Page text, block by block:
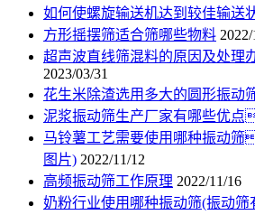
如何使螺旋输送机达到较佳输送
方形摇摆筛适合筛哪些物料
超声波直线筛混料的原因及处理
2023/03/31
花生米除渣选用多大的圆形振动
泥浆振动筛生产厂家有哪些优
马铃薯工艺需要使用哪种振动
图片) 2022/11/12
高频振动筛工作原理 2022/11/16
奶粉行业使用哪种振动筛(振动筛